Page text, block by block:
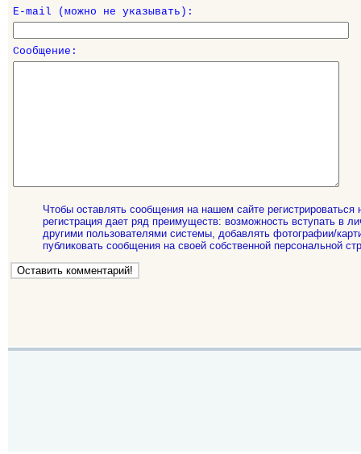
E-mail (можно не указывать):
Сообщение:
Чтобы оставлять сообщения на нашем сайте регистрироваться
регистрация дает ряд преимуществ: возможность вступать в
другими пользователями системы, добавлять фотографии/
публиковать сообщения на своей собственной персональной